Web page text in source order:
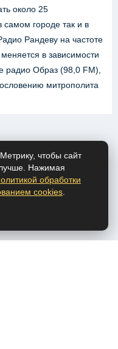
около 25
самом городе так и в
Рандеву на частоте
в зависимости
радио Образ (98,0 FM),
митрополита
чтобы сайт
лучше. Нажимая
обработки
cookies